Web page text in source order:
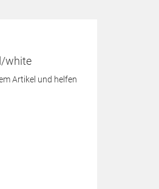
white
Artikel und helfen